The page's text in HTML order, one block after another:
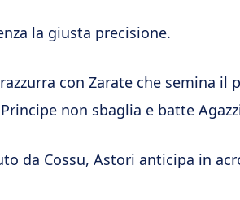
la giusta precisione.
con Zarate che semina il
non sbaglia e batte
da Cossu, Astori anticipa in